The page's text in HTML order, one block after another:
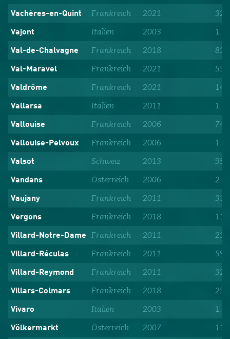
Vachères-en-Quint Frankreich 2021 32
Vajont Italien 2003
Val-de-Chalvagne Frankreich 2018 83
Val-Maravel Frankreich 2021 55
Valdrôme Frankreich 2021 147
Vallarsa Italien 2011
Vallouise Frankreich 2006 747
Vallouise-Pelvoux Frankreich 2006
Valsot Schweiz 2013 959
Vandans Österreich 2006
Vaujany Frankreich 2011 312
Vergons Frankreich 2018 116
Villard-Notre-Dame Frankreich 2011 23
Villard-Réculas Frankreich 2011 59
Villard-Reymond Frankreich 2011 32
Villars-Colmars Frankreich 2018 256
Vivaro Italien 2003
Völkermarkt Österreich 2007